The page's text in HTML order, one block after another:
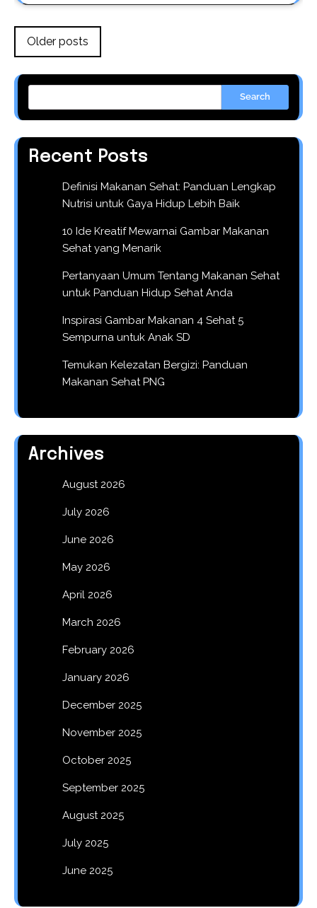
Posts
navigation
Older posts
Search
Recent Posts
Definisi Makanan Sehat: Panduan Lengkap
Nutrisi untuk Gaya Hidup Lebih Baik
10 Ide Kreatif Mewarnai Gambar Makanan
Sehat yang Menarik
Pertanyaan Umum Tentang Makanan Sehat
untuk Panduan Hidup Sehat Anda
Inspirasi Gambar Makanan 4 Sehat 5
Sempurna untuk Anak SD
Temukan Kelezatan Bergizi: Panduan
Makanan Sehat PNG
Archives
August 2026
July 2026
June 2026
May 2026
April 2026
March 2026
February 2026
January 2026
December 2025
November 2025
October 2025
September 2025
August 2025
July 2025
June 2025